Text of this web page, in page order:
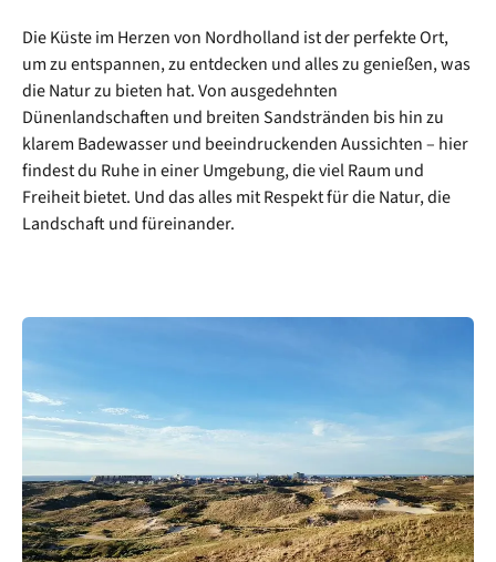
Die Küste im Herzen von Nordholland ist der perfekte Ort,
um zu entspannen, zu entdecken und alles zu genießen, was
die Natur zu bieten hat. Von ausgedehnten
Dünenlandschaften und breiten Sandstränden bis hin zu
klarem Badewasser und beeindruckenden Aussichten – hier
findest du Ruhe in einer Umgebung, die viel Raum und
Freiheit bietet. Und das alles mit Respekt für die Natur, die
Landschaft und füreinander.